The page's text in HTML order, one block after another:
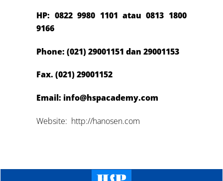
HP: 0822 9980 1101 atau 0813 1800
9166
Phone: (021) 29001151 dan 29001153
Fax. (021) 29001152
Email: info@hspacademy.com
Website: http://hanosen.com